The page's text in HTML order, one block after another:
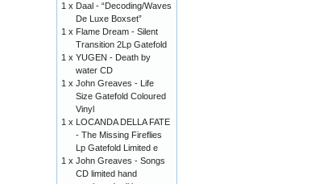
1 x Daal - “Decoding/Waves
De Luxe Boxset”
1 x Flame Dream - Silent
Transition 2Lp Gatefold
1 x YUGEN - Death by
water CD
1 x John Greaves - Life
Size Gatefold Coloured
Vinyl
1 x LOCANDA DELLA FATE
- The Missing Fireflies
Lp Gatefold Limited e
1 x John Greaves - Songs
CD limited hand